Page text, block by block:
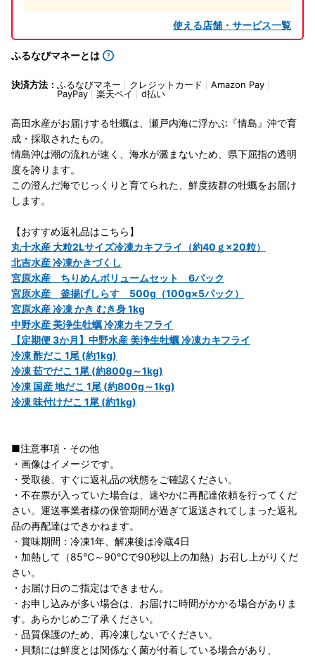
使える店舗・サービス一覧
ふるなびマネーとは
決済方法： ふるなびマネー クレジットカード
Amazon Pay
PayPay
楽天ペイ d払い
高田水産がお届けする牡蠣は、瀬戸内海に浮かぶ『情島』沖で育
成・採取されたもの。
情島沖は潮の流れが速く、海水が澱まないため、県下屈指の透明
度を誇ります。
この澄んだ海でじっくりと育てられた、鮮度抜群の牡蠣をお届け
します。
【おすすめ返礼品はこちら】
丸十水産 大粒2Lサイズ冷凍カキフライ（約40ｇ×20粒）
北吉水産 冷凍かきづくし
宮原水産 ちりめんボリュームセット 6パック
宮原水産 釜揚げしらす 500g（100g×5パック）
宮原水産 冷凍 かき むき身 1kg
中野水産 美浄生牡蠣 冷凍カキフライ
【定期便 3か月】中野水産 美浄生牡蠣 冷凍カキフライ
冷凍 酢だこ 1尾 (約1kg)
冷凍 茹でだこ 1尾 (約800g～1kg)
冷凍 国産 地だこ 1尾 (約800g～1kg)
冷凍 味付けだこ 1尾 (約1kg)
■注意事項・その他
・画像はイメージです。
・受取後、すぐに返礼品の状態をご確認ください。
・不在票が入っていた場合は、速やかに再配達依頼を行ってくだ
さい。運送事業者様の保管期間が過ぎて返送されてしまった返礼
品の再配達はできかねます。
・賞味期間：冷凍1年、解凍後は冷蔵4日
・加熱して（85℃～90℃で90秒以上の加熱）お召し上がりくだ
さい。
・お届け日のご指定はできません。
・お申し込みが多い場合は、お届けに時間がかかる場合がありま
す。あらかじめご了承ください。
・品質保護のため、再冷凍しないでください。
・貝類には鮮度とは関係なく菌が付着している場合があり、